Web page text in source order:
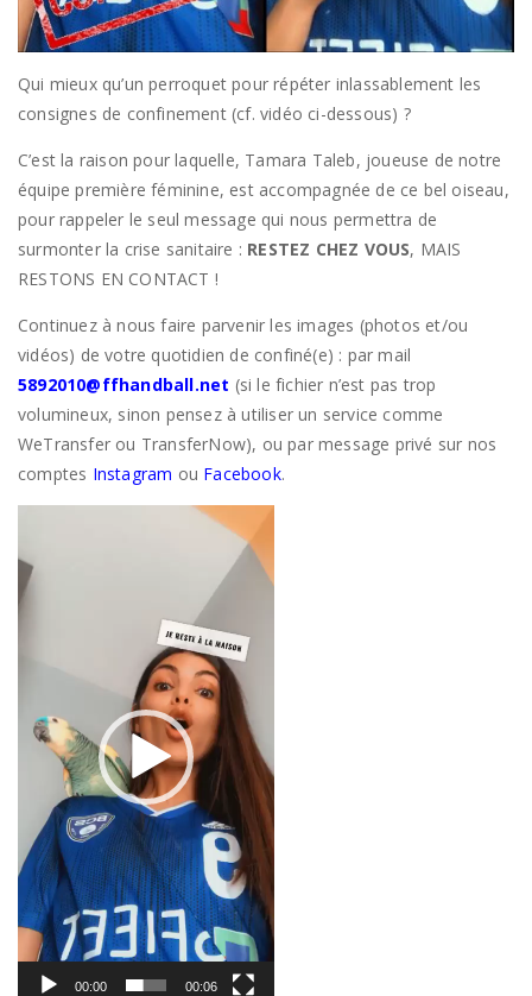
Qui mieux qu’un perroquet pour répéter inlassablement les
consignes de confinement (cf. vidéo ci-dessous) ?
C’est la raison pour laquelle, Tamara Taleb, joueuse de notre
équipe première féminine, est accompagnée de ce bel oiseau,
pour rappeler le seul message qui nous permettra de
surmonter la crise sanitaire : RESTEZ CHEZ VOUS, MAIS
RESTONS EN CONTACT !
Continuez à nous faire parvenir les images (photos et/ou
vidéos) de votre quotidien de confiné(e) : par mail
5892010@ffhandball.net (si le fichier n’est pas trop
volumineux, sinon pensez à utiliser un service comme
WeTransfer ou TransferNow), ou par message privé sur nos
comptes Instagram ou Facebook.
00:00 00:06